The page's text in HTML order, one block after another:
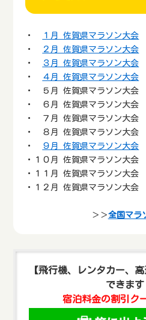
・
１月 佐賀県マラソン大会
・
２月 佐賀県マラソン大会
・
３月 佐賀県マラソン大会
・
４月 佐賀県マラソン大会
・ ５月 佐賀県マラソン大会
・ ６月 佐賀県マラソン大会
・ ７月 佐賀県マラソン大会
・ ８月 佐賀県マラソン大会
・
９月 佐賀県マラソン大会
・１０月 佐賀県マラソン大会
・１１月 佐賀県マラソン大会
・１２月 佐賀県マラソン大会
＞＞全国マラ
【飛行機、レンタカー、
できます
宿泊料金の割引ク